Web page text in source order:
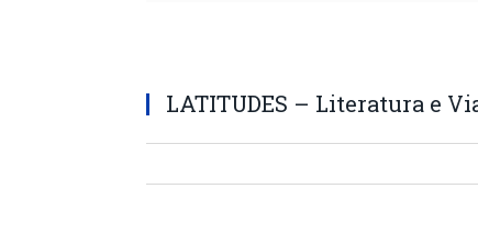
LATITUDES – Literatura e